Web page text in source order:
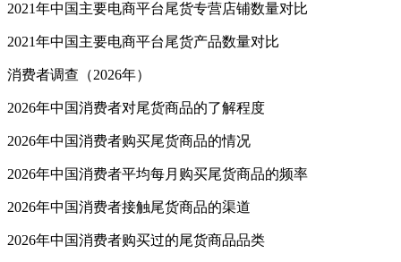
2021年中国主要电商平台尾货专营店铺数量对比
2021年中国主要电商平台尾货产品数量对比
消费者调查（2026年）
2026年中国消费者对尾货商品的了解程度
2026年中国消费者购买尾货商品的情况
2026年中国消费者平均每月购买尾货商品的频率
2026年中国消费者接触尾货商品的渠道
2026年中国消费者购买过的尾货商品品类